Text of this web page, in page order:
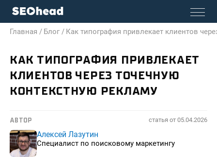
Главная / Блог / Как типография привлекает клиентов
КАК ТИПОГРАФИЯ ПРИВЛЕКАЕТ
КЛИЕНТОВ ЧЕРЕЗ ТОЧЕЧНУЮ
КОНТЕКСТНУЮ РЕКЛАМУ
АВТОР статья от 05.04.2026
Алексей Лазутин
Специалист по поисковому маркетингу